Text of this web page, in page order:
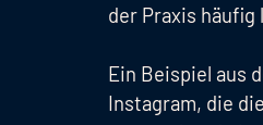
der Praxis
Ein Beispiel aus
Instagram, die